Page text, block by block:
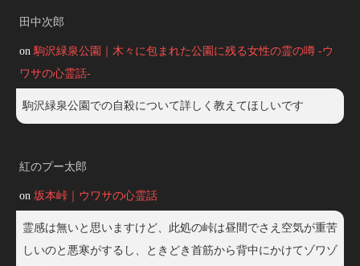
田中次郎
on駒沢緑泉公園｜木々に包まれた公園に残る女性の霊の噂 -ウ
ワサの心霊話-
駒沢緑泉公園での自殺について詳しく教えてほしいです
紅のプー太郎
on 坂本峠｜ウワサの心霊話
霊感は無いと思いますけど、此処の峠は昼間でさえ空気が重苦
しいのと悪寒がするし、ときどき首筋から背中にかけてゾワゾ